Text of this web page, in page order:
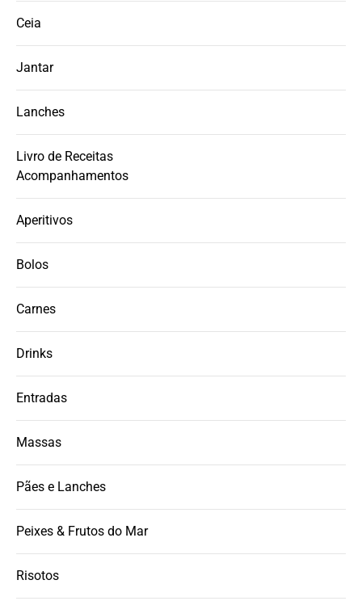
Ceia
Jantar
Lanches
Livro de Receitas
Acompanhamentos
Aperitivos
Bolos
Carnes
Drinks
Entradas
Massas
Pães e Lanches
Peixes & Frutos do Mar
Risotos